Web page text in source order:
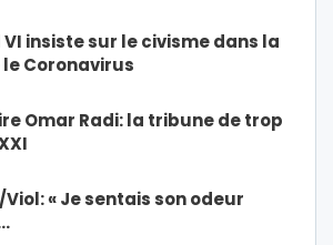
insiste sur le civisme dans la
Coronavirus
Omar Radi: la tribune de trop
« Je sentais son odeur